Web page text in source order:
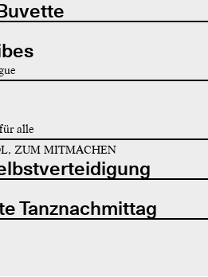
alle
ZUM MITMACHEN
Tanznachmittag